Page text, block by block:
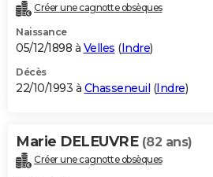
Créer une cagnotte obsèques
Naissance
05/12/1898 à Velles (Indre)
Décès
22/10/1993 à Chasseneuil (Indre)
Marie DELEUVRE (82 ans)
Créer une cagnotte obsèques